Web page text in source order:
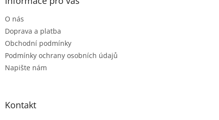
O nás
Doprava a platba
Obchodní podmínky
Podmínky ochrany osobních údajů
Napište nám
Kontakt